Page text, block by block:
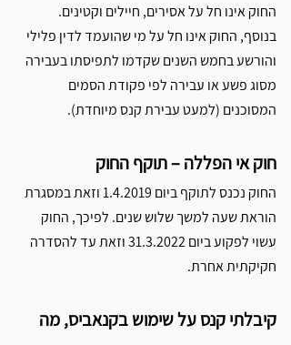
החוק אינו חל על אסירים, חיילים וקטינים.
בנוסף, החוק אינו חל על מי שהועמד לדין פלילי
והורשע בחמש השנים שקדמו לתפיסתו בעבירה
מסוג פשע או עבירה לפי פקודת הסמים
המסוכנים (למעט עבירת קנס מיוחדת).
חוק אי הפללה – תוקף החוק
החוק נכנס לתוקף ביום 1.4.2019 וזאת במסגרת
הוראת שעה למשך שלוש שנים. לפיכך, החוק
עשוי לפקוע ביום 31.3.2022 וזאת עד להסדרה
חקיקתית אחרת.
קיבלתי קנס על שימוש בקנאביס, מה